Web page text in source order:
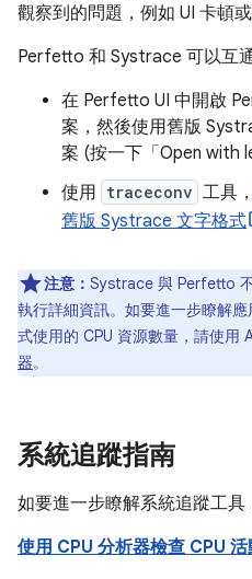
觀察到的問題，例如 UI 卡頓或
Perfetto 和 Systrace 可以互
在 Perfetto UI 中開啟
案，然後使用舊版
案 (按一下「Open with
使用 traceconv 工具，
舊版 Systrace 文字格式
注意： Systrace 與 Perfetto
執行詳細資訊。如要進一步瞭解
式使用的 CPU 資源數量，請使
器。
系統追蹤指南
如要進一步瞭解系統追蹤工具
使用 CPU 分析器檢查 CPU 活